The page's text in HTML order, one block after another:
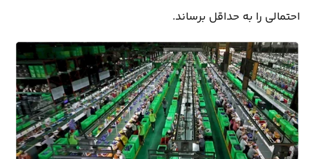
احتمالی را به حداقل برساند.